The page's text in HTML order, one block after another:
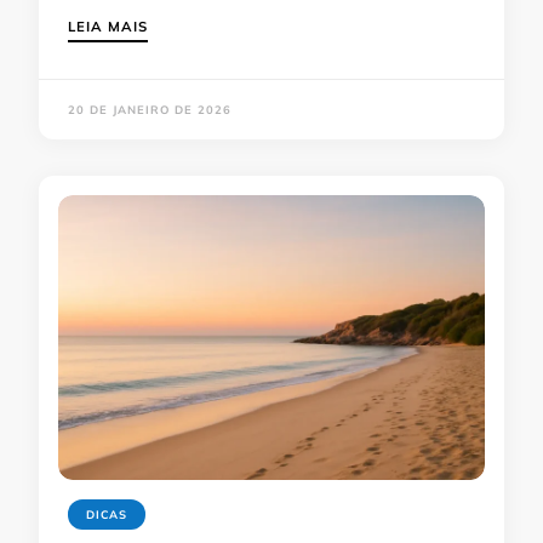
LEIA MAIS
20 DE JANEIRO DE 2026
DICAS